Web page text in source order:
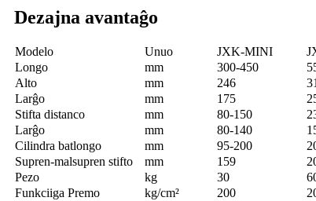
Dezajna avantaĝo
Modelo Unuo JXK-MINI
Longo
mm 300-450
Alto
mm 246
Larĝo
mm 175
Stifta distanco
mm 80-150
Larĝo
mm 80-140
Cilindra batlongo
mm 95-200
Supren-malsupren stifto
mm 159
Pezo
kg 30
Funkciiga Premo
kg/cm² 200